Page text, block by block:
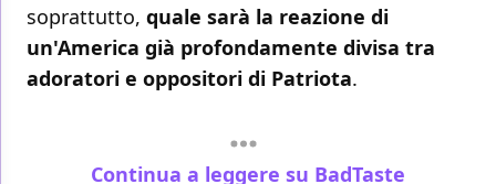
soprattutto, quale sarà la reazione di
un'America già profondamente divisa tra
adoratori e oppositori di Patriota.
Continua a leggere su BadTaste